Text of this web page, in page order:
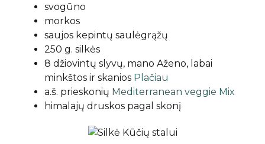
svogūno
morkos
saujos kepintų saulėgrąžų
250 g. silkės
8 džiovintų slyvų, mano Aženo, labai
minkštos ir skanios Plačiau
a.š. prieskonių Mediterranean veggie Mix
himalajų druskos pagal skonį